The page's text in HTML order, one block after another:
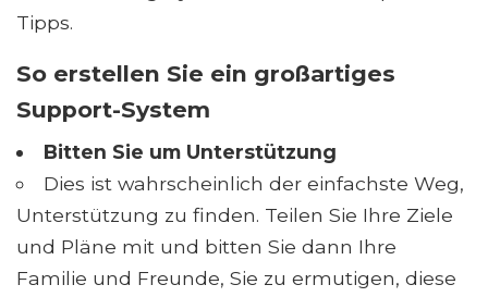
Tipps.
So erstellen Sie ein großartiges
Support-System
Bitten Sie um Unterstützung
Dies ist wahrscheinlich der einfachste Weg,
Unterstützung zu finden. Teilen Sie Ihre Ziele
und Pläne mit und bitten Sie dann Ihre
Familie und Freunde, Sie zu ermutigen, diese